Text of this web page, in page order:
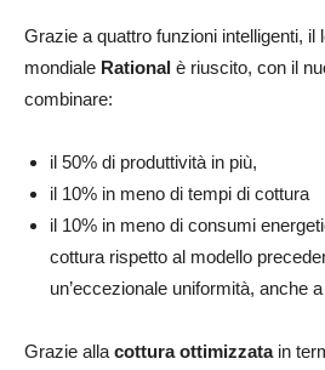
Grazie a quattro funzioni intelligenti, il
mondiale Rational è riuscito, con il
combinare:
il 50% di produttività in più,
il 10% in meno di tempi di cottura
il 10% in meno di consumi
cottura rispetto al modello
un’eccezionale uniformità, anche
Grazie alla cottura ottimizzatain